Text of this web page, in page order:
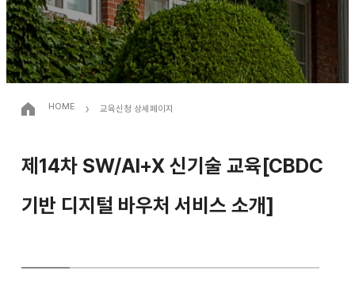
HOME › 교육신청 상세페이지
제14차 SW/AI+X 신기술 교육[CBDC
기반 디지털 바우처 서비스 소개]